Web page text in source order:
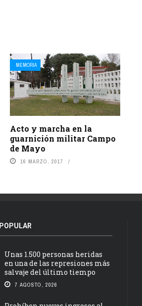
MEMORIA
Acto y marcha en la
guarnición militar Campo
de Mayo
16 MARZO, 2017
POPULAR
Unas 1.500 personas heridas
en una de las represiones más
salvaje del último tiempo
7 AGOSTO, 2026